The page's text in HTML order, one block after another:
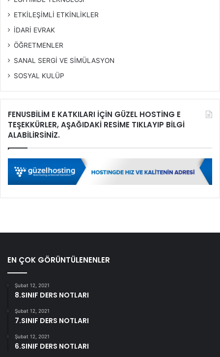
ETKİLEŞİMLİ ETKİNLİKLER
İDARİ EVRAK
ÖĞRETMENLER
SANAL SERGİ VE SİMÜLASYON
SOSYAL KULÜP
FENUSBİLİM E KATKILARI İÇİN GÜZEL HOSTİNG E
TEŞEKKÜRLER, AŞAĞIDAKİ RESİME TIKLAYIP BİLGİ
ALABİLİRSİNİZ.
EN ÇOK GÖRÜNTÜLENENLER
Şubat 12, 2021
8.SINIF DERS NOTLARI
Şubat 12, 2021
7.SINIF DERS NOTLARI
Şubat 12, 2021
6.SINIF DERS NOTLARI